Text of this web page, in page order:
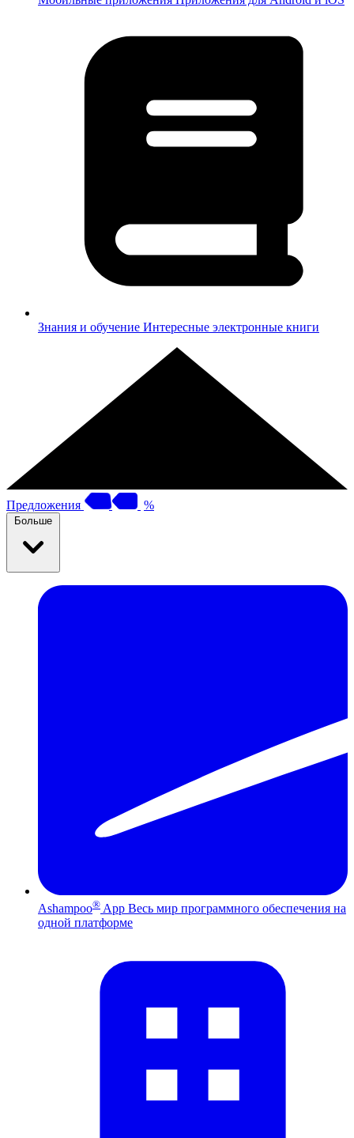
Знания и обучение Интересные электронные книги
Предложения %
Больше
Ashampoo® App Весь мир программного обеспечения на
одной платформе